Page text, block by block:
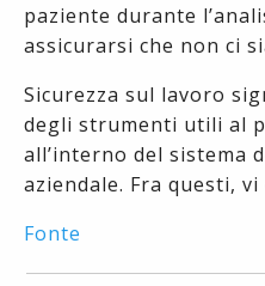
paziente durante
assicurarsi che non ci
Sicurezza sul lavoro
degli strumenti utili al
all’interno del sistema
aziendale. Fra questi, vi
Fonte